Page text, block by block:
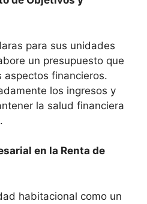
para sus unidades
un presupuesto que
aspectos financieros.
los ingresos y
la salud financiera
en la Renta de
habitacional como un